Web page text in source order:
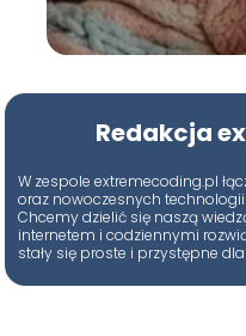
Redakcja
W zespole extremecoding.pl
oraz nowoczesnych technologii
Chcemy dzielić się naszą
internetem i codziennymi
stały się proste i przystępne